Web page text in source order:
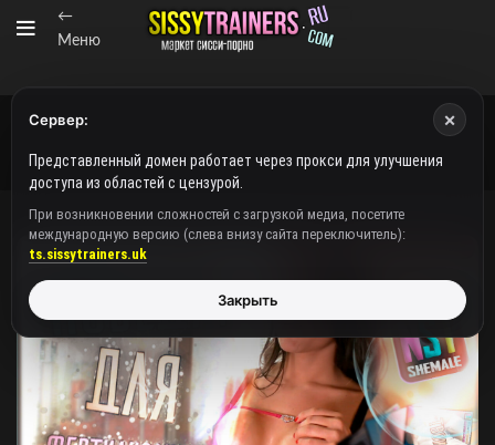
←
Меню
Сервер: ×
Представленный домен работает через прокси для улучшения
доступа из областей с цензурой.
При возникновении сложностей с загрузкой медиа, посетите
международную версию (слева внизу сайта переключитель):
ts.sissytrainers.uk
Закрыть